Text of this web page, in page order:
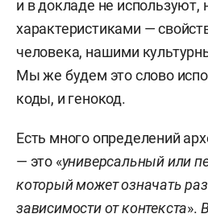
и в докладе не используют,
характеристиками —
человека, нашими
Мы же будем это слово
коды, и генокод.
Есть много определений
— это «универсальный или
который может означать
зависимости от контекста».